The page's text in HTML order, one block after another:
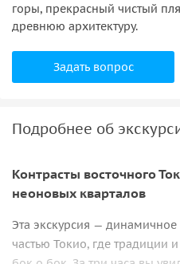
горы, прекрасный чистый
древнюю архитектуру.
Задать вопрос
Подробнее об
Контрасты восточного
неоновых кварталов
Эта экскурсия — динамичное
частью Токио, где традиции